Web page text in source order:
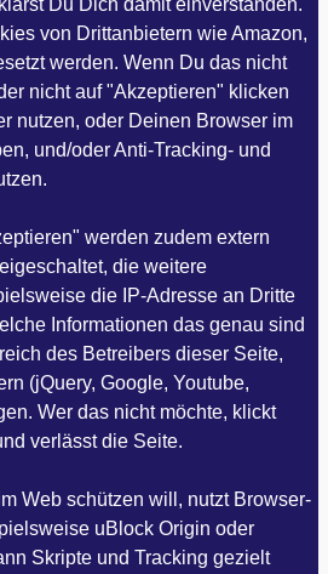
von Drittanbietern wie Amazon,
werden. Wenn Du das nicht
nicht auf "Akzeptieren" klicken
nutzen, oder Deinen Browser im
und/oder Anti-Tracking- und
werden zudem extern
die weitere
die IP-Adresse an Dritte
Informationen das genau sind
des Betreibers dieser Seite,
(jQuery, Google, Youtube,
Wer das nicht möchte, klickt
verlässt die Seite.
Web schützen will, nutzt Browser-
uBlock Origin oder
Skripte und Tracking gezielt